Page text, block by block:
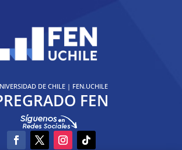
DE CHILE| FEN.UCHILE
FEN